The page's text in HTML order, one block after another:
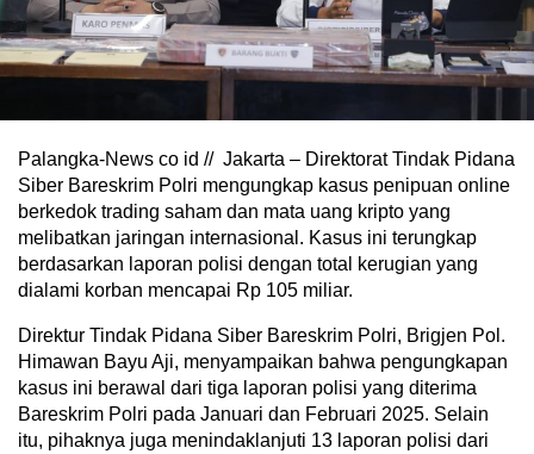
Palangka-News co id // Jakarta – Direktorat Tindak Pidana
Siber Bareskrim Polri mengungkap kasus penipuan online
berkedok trading saham dan mata uang kripto yang
melibatkan jaringan internasional. Kasus ini terungkap
berdasarkan laporan polisi dengan total kerugian yang
dialami korban mencapai Rp 105 miliar.
Direktur Tindak Pidana Siber Bareskrim Polri, Brigjen Pol.
Himawan Bayu Aji, menyampaikan bahwa pengungkapan
kasus ini berawal dari tiga laporan polisi yang diterima
Bareskrim Polri pada Januari dan Februari 2025. Selain
itu, pihaknya juga menindaklanjuti 13 laporan polisi dari